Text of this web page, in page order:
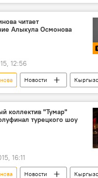
смерть
читает
Алыкула Осмонова
12:56
Новости
Общество
Культура
Осмонова посвящается
коллектив "Тумар"
турецкого шоу
16:11
Новости